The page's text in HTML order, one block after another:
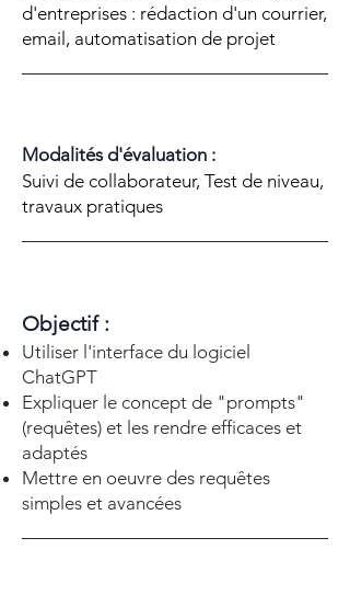
d'entreprises : rédaction d'un courrier,
email, automatisation de projet
Modalités d'évaluation :
Suivi de collaborateur, Test de niveau,
travaux pratiques
Objectif :
Utiliser l'interface du logiciel
ChatGPT
Expliquer le concept de "prompts"
(requêtes) et les rendre efficaces et
adaptés
Mettre en oeuvre des requêtes
simples et avancées